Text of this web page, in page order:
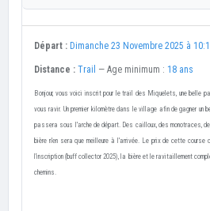
Départ : Dimanche 23 Novembre 2025 à
Distance : Trail — Age minimum : 18 ans
Bonjour, vous voici inscrit pour le trail des Miquelets, une belle
vous ravir. Un premier kilomètre dans le village afin de gagner un
passera sous l'arche de départ. Des cailloux, des monotraces,
bière n'en sera que meilleure à l'arrivée. Le prix de cette course
l'inscription (buff collector 2025), la bière et le ravitaillement
chemins.